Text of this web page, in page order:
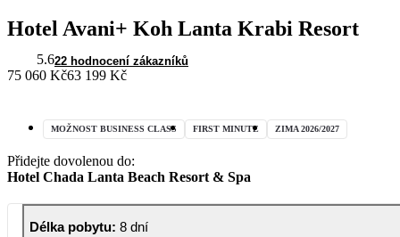
Hotel Avani+ Koh Lanta Krabi Resort
5.622 hodnocení zákazníků
75 060 Kč63 199 Kč
MOŽNOST BUSINESS CLASS FIRST MINUTE ZIMA 2026/2027
Přidejte dovolenou do:
Hotel Chada Lanta Beach Resort & Spa
Délka pobytu: 8 dní